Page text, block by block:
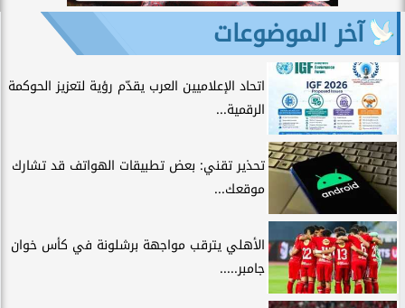
آخر الموضوعات
اتحاد الإعلاميين العرب يقدّم رؤية لتعزيز الحوكمة
الرقمية...
تحذير تقني: بعض تطبيقات الهواتف قد تشارك
موقعك...
الأهلي يترقب مواجهة برشلونة في كأس خوان
جامبر.....